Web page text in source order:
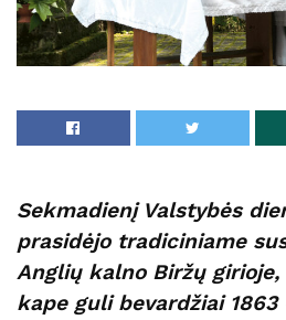
Sekmadienį Valstybės
prasidėjo tradiciniame
Anglių kalno Biržų
kape guli bevardžiai